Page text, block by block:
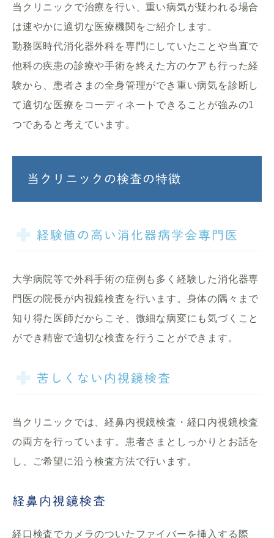
当クリニックで治療を行い、重い病気が疑われる場合
は速やかに適切な医療機関をご紹介します。
勤務医時代消化器外科を専門にしていたことや当直で
他科の疾患の診療や手術を終えた方のケアも行った経
験から、患者さまの全身管理ができ重い病気を診断し
て適切な医療をコーディネートできることが強みの1
つであると考えています。
当クリニックの検査の特徴
経験値の高い消化器病学会専門医
大学病院等で外科手術の症例も多く経験した消化器専
門医の院長が内視鏡検査を行います。身体の隅々まで
知り得た医師だからこそ、微細な病変にも気づくこと
ができ精密で適切な検査を行うことができます。
苦しくない内視鏡検査
当クリニックでは、経鼻内視鏡検査・経口内視鏡検査
の両方を行っています。患者さまとしっかりとお話を
し、ご希望に沿う検査方法で行います。
経鼻内視鏡検査
経口検査でカメラのついたファイバーを挿入する際